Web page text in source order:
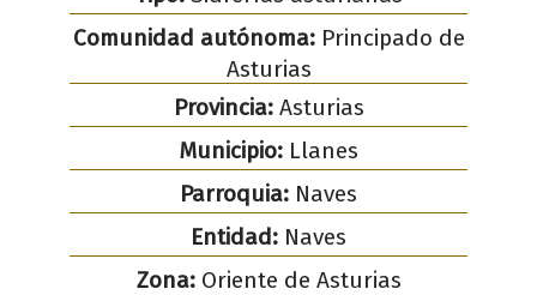
Comunidad autónoma:Principado de
Asturias
Provincia:Asturias
Municipio: Llanes
Parroquia: Naves
Entidad: Naves
Zona:Oriente de Asturias